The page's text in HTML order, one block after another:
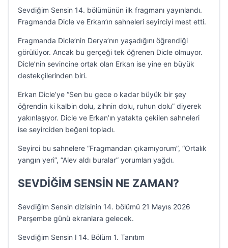
Sevdiğim Sensin 14. bölümünün ilk fragmanı yayınlandı.
Fragmanda Dicle ve Erkan’ın sahneleri seyirciyi mest etti.
Fragmanda Dicle’nin Derya’nın yaşadığını öğrendiği
görülüyor. Ancak bu gerçeği tek öğrenen Dicle olmuyor.
Dicle’nin sevincine ortak olan Erkan ise yine en büyük
destekçilerinden biri.
Erkan Dicle’ye “Sen bu gece o kadar büyük bir şey
öğrendin ki kalbin dolu, zihnin dolu, ruhun dolu” diyerek
yakınlaşıyor. Dicle ve Erkan’ın yatakta çekilen sahneleri
ise seyirciden beğeni topladı.
Seyirci bu sahnelere “Fragmandan çıkamıyorum”, “Ortalık
yangın yeri”, “Alev aldı buralar” yorumları yağdı.
SEVDİĞİM SENSİN NE ZAMAN?
Sevdiğim Sensin dizisinin 14. bölümü 21 Mayıs 2026
Perşembe günü ekranlara gelecek.
Sevdiğim Sensin I 14. Bölüm 1. Tanıtım